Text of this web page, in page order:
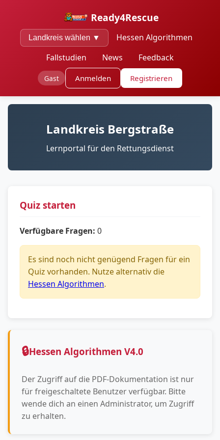
Ready4Rescue
Landkreis wählen ▼
Hessen Algorithmen
Fallstudien
News Feedback
Gast Anmelden Registrieren
Landkreis Bergstraße
Lernportal für den Rettungsdienst
Quiz starten
Verfügbare Fragen: 0
Es sind noch nicht genügend Fragen für ein
Quiz vorhanden. Nutze alternativ die
Hessen Algorithmen.
🔒Hessen Algorithmen V4.0
Der Zugriff auf die PDF-Dokumentation ist nur
für freigeschaltete Benutzer verfügbar. Bitte
wende dich an einen Administrator, um Zugriff
zu erhalten.